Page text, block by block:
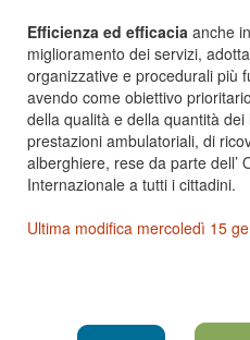
Efficienza ed efficacia anche
miglioramento dei servizi,
organizzative e procedurali più
avendo come obiettivo
della qualità e della quantità
prestazioni ambulatoriali, di
alberghiere, rese da parte dell’
Internazionale a tutti i cittadini.
Ultima modifica mercoledì 15